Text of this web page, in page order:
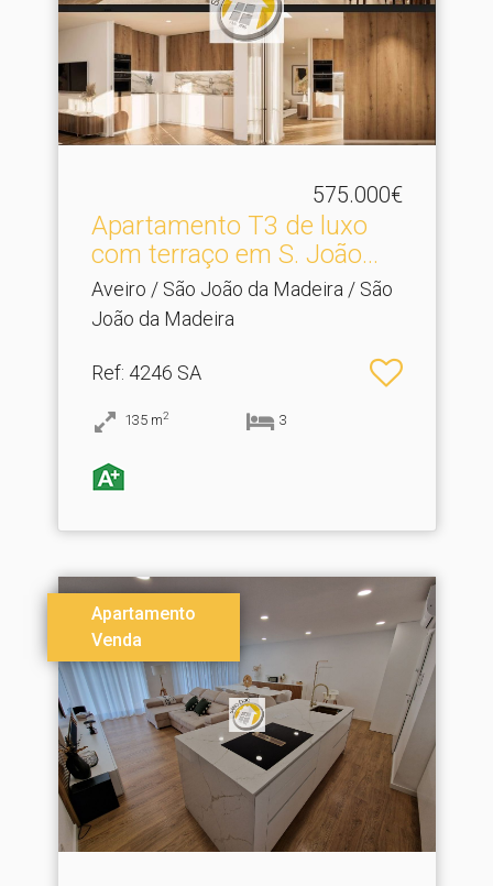
575.000€
Apartamento T3 de luxo
com terraço em S.​ João...
Aveiro / São João da Madeira / São
João da Madeira
Ref: 4246 SA
135 m2 3
Apartamento
Venda